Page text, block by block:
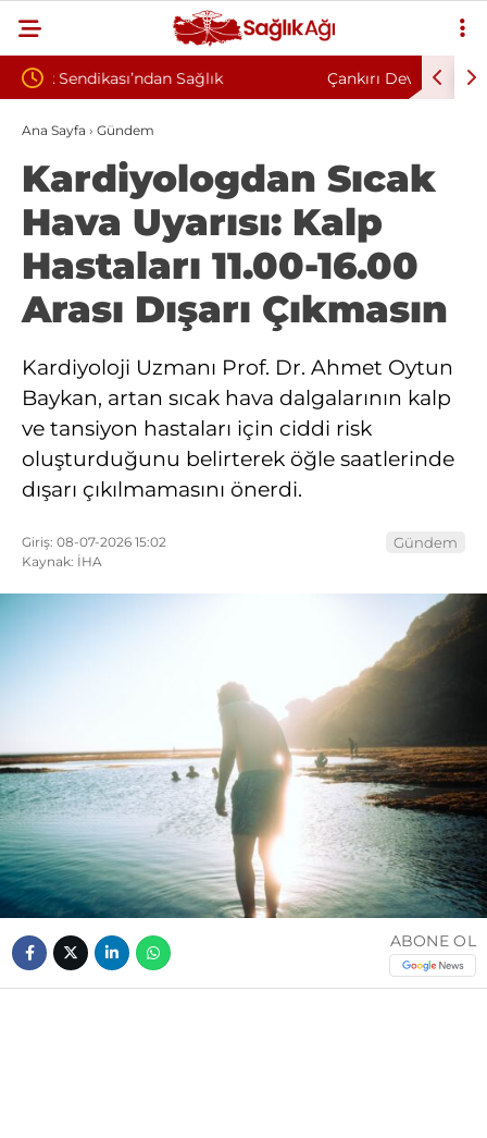
Çankırı Devlet Hastanesi’nde Sendikal Vesayet
İddiası: Maaş Kesme Cezası Talep Edildi
Ana Sayfa › Gündem
Kardiyologdan Sıcak
Hava Uyarısı: Kalp
Hastaları 11.00-16.00
Arası Dışarı Çıkmasın
Kardiyoloji Uzmanı Prof. Dr. Ahmet Oytun
Baykan, artan sıcak hava dalgalarının kalp
ve tansiyon hastaları için ciddi risk
oluşturduğunu belirterek öğle saatlerinde
dışarı çıkılmamasını önerdi.
Giriş: 08-07-2026 15:02
Kaynak: İHA
Gündem
ABONE OL